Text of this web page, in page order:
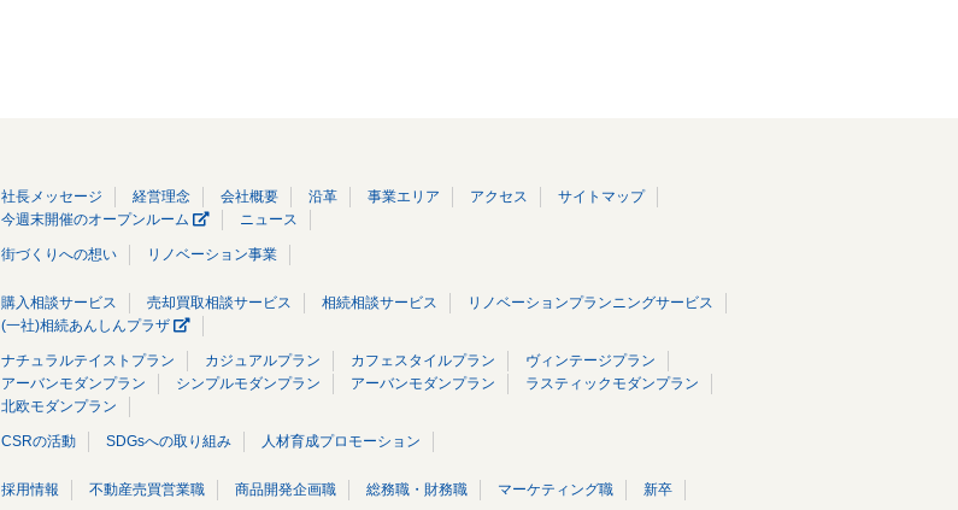
社長メッセージ 経営理念 会社概要 沿革 事業エリア アクセス
サイトマップ
今週末開催のオープンルーム
ニュース
街づくりへの想い リノベーション事業
購入相談サービス 売却買取相談サービス 相続相談サービス
リノベーションプランニングサービス
(一社)相続あんしんプラザ
ナチュラルテイストプラン カジュアルプラン カフェスタイルプラン
ヴィンテージプラン
アーバンモダンプラン
シンプルモダンプラン アーバンモダンプラン
ラスティックモダンプラン
北欧モダンプラン
CSRの活動 SDGsへの取り組み 人材育成プロモーション
採用情報 不動産売買営業職 商品開発企画職 総務職・財務職 マーケティング職 新卒